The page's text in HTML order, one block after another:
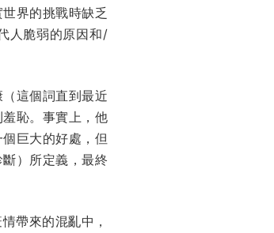
界的挑戰時缺乏
人脆弱的原因和/
這個詞直到最近
恥。事實上，他
巨大的好處，但
）所定義，最終
帶來的混亂中，